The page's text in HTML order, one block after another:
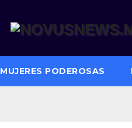
MUJERES PODEROSAS